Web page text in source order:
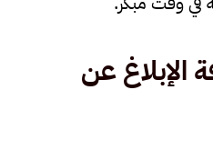
الإبلاغ عن